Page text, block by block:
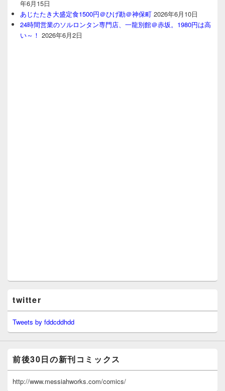
年6月15日
あじたたき大盛定食1500円＠ひげ勘＠神保町 2026年6月10日
24時間営業のソルロンタン専門店、一龍別館＠赤坂。1980円は高
い～！ 2026年6月2日
twitter
Tweets by fddcddhdd
前後30日の新刊コミックス
http://www.messiahworks.com/comics/